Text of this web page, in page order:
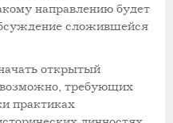
направлению будет
сложившейся
открытый
требующих
практиках